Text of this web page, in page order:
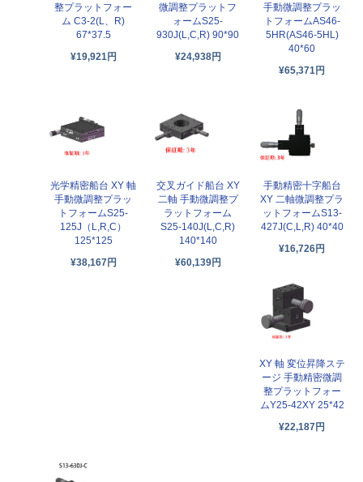
整プラットフォー
ム C3-2(L、R)
67*37.5
¥19,921円
微調整プラットフ
ォームS25-
930J(L,C,R) 90*90
¥24,938円
手動微調整プラッ
トフォームAS46-
5HR(AS46-5HL)
40*60
¥65,371円
光学精密船台 XY 軸
手動微調整プラッ
トフォームS25-
125J（L,R,C）
125*125
¥38,167円
交叉ガイド船台 XY
二軸 手動微調整プ
ラットフォーム
S25-140J(L,C,R)
140*140
¥60,139円
手動精密十字船台
XY 二軸微調整プラ
ットフォームS13-
427J(C,L,R) 40*40
¥16,726円
XY 軸 変位昇降ステ
ージ 手動精密微調
整プラットフォー
ムY25-42XY 25*42
¥22,187円